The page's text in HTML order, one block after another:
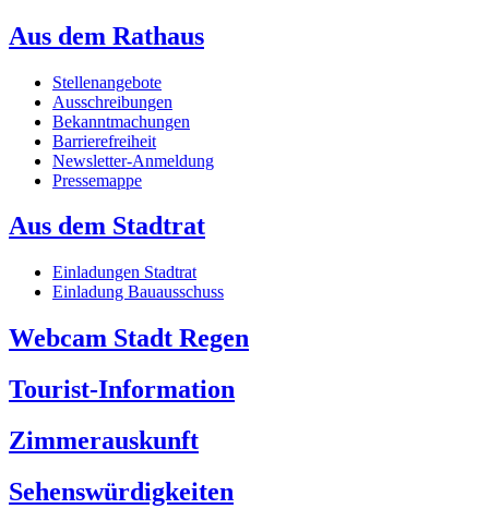
Aus dem Rathaus
Stellenangebote
Ausschreibungen
Bekanntmachungen
Barrierefreiheit
Newsletter-Anmeldung
Pressemappe
Aus dem Stadtrat
Einladungen Stadtrat
Einladung Bauausschuss
Webcam Stadt Regen
Tourist-Information
Zimmerauskunft
Sehenswürdigkeiten